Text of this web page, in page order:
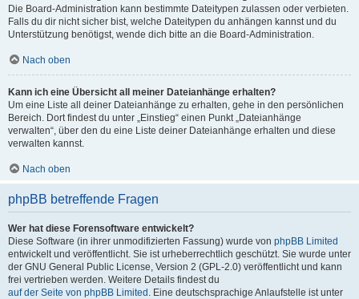
Die Board-Administration kann bestimmte Dateitypen zulassen oder verbieten.
Falls du dir nicht sicher bist, welche Dateitypen du anhängen kannst und du
Unterstützung benötigst, wende dich bitte an die Board-Administration.
Nach oben
Kann ich eine Übersicht all meiner Dateianhänge erhalten?
Um eine Liste all deiner Dateianhänge zu erhalten, gehe in den persönlichen
Bereich. Dort findest du unter „Einstieg“ einen Punkt „Dateianhänge
verwalten“, über den du eine Liste deiner Dateianhänge erhalten und diese
verwalten kannst.
Nach oben
phpBB betreffende Fragen
Wer hat diese Forensoftware entwickelt?
Diese Software (in ihrer unmodifizierten Fassung) wurde von phpBB Limited
entwickelt und veröffentlicht. Sie ist urheberrechtlich geschützt. Sie wurde unter
der GNU General Public License, Version 2 (GPL-2.0) veröffentlicht und kann
frei vertrieben werden. Weitere Details findest du
auf der Seite von phpBB Limited . Eine deutschsprachige Anlaufstelle ist unter